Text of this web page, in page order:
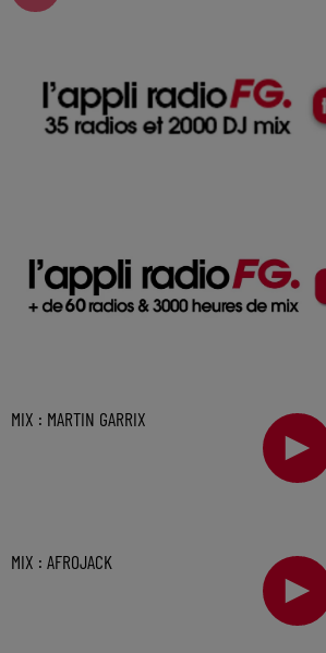
MIX : MARTIN GARRIX
MIX : AFROJACK